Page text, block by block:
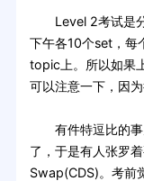
Level 2考试是分
下午各10个set，每
topic上。所以如果
可以注意一下，因
有件特逗比的事
了，于是有人张罗
Swap(CDS)。考前